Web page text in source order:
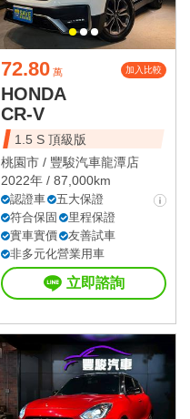
72.80 萬 加入比較
HONDA
CR-V
1.5 S 頂級版
桃園市 / 豐駿汽車龍潭店
2022年 / 87,000km
認證車
五大保證
符合保固
里程保證
實車實價
友善試車
非多元化營業用車
立即諮詢